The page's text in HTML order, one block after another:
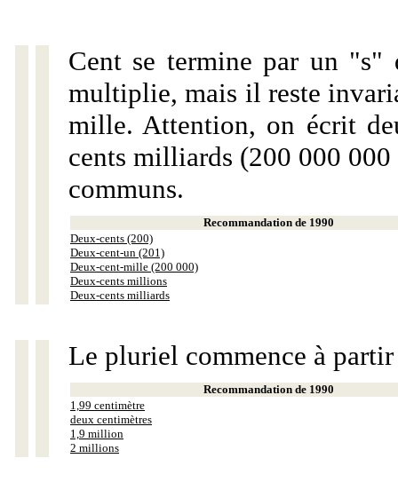
Cent se termine par un "s"
multiplie, mais il reste
mille. Attention, on écrit
cents milliards (200 000
communs.
Recommandation de 1990
Deux-cents (200)
Deux-cent-un (201)
Deux-cent-mille (200 000)
Deux-cents millions
Deux-cents milliards
Le pluriel commence à
Recommandation de 1990
1,99 centimètre
deux centimètres
1,9 million
2 millions